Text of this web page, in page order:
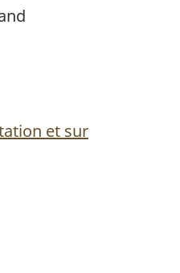
et sur